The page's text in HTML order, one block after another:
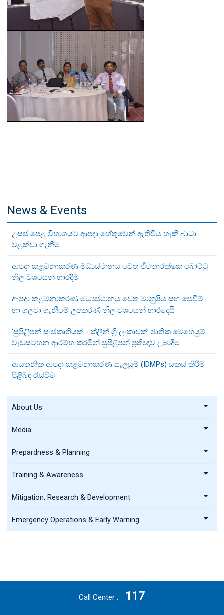
News & Events
උසස් පෙළ විභාගයට ආපදා හේතුවෙන් ඇතිවිය හැකි බාධා
වළක්වා ගැනීම
ආපදා කළමනාකරණ මධ්‍යස්ථානය වෙත ජීවිතාරක්ෂක බෝට්ටු
නිල වශයෙන් භාරදීම
ආපදා කළමනාකරණ මධ්‍යස්ථානය වෙත මානුෂීය සහ සෙවීම්
හා ගලවා ගැනීමේ උපකරණ නිල වශයෙන් භාරදෙයි
‘සුපිළිපන් සංස්කෘතියක් - ක්ලීන් ශ්‍රී ලංකාවක්’ ජාතික මෙහෙයුම්
වැඩසටහන ආරම්භ කරමින් සුපිළිපන් ප්‍රතිඥාව ලබාදීම.
ආයතනික ආපදා කළමනාකරණ සැලසුම් (IDMPs) සකස් කිරීම
පිළිබඳ රැස්වීම
About Us
Media
Prepardness & Planning
Training & Awareness
Mitigation, Research & Development
Emergency Operations & Early Warning
Call Center 117